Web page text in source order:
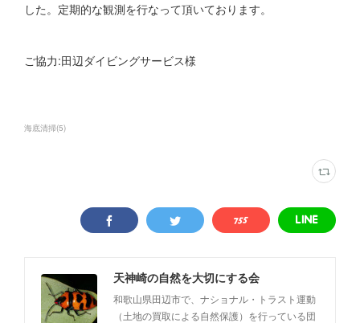
した。定期的な観測を行なって頂いております。
ご協力:田辺ダイビングサービス様
海底清掃(5)
天神崎の自然を大切にする会
和歌山県田辺市で、ナショナル・トラスト運動
（土地の買取による自然保護）を行っている団